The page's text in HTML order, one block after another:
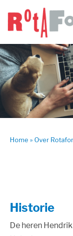
Home »Over
Historie
De heren